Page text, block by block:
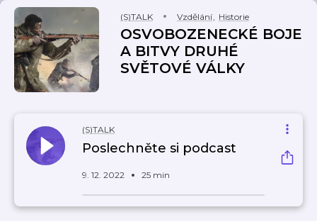
(S)TALK Vzdělání, Historie
OSVOBOZENECKÉ BOJE
A BITVY DRUHÉ
SVĚTOVÉ VÁLKY
(S)TALK
Poslechněte si podcast
9. 12. 2022 25 min